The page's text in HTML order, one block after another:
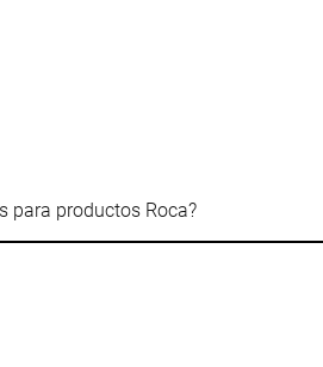
para productos Roca?